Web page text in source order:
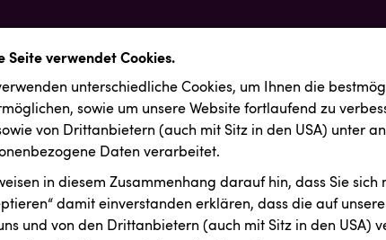
Seite verwendet Cookies.
unterschiedliche Cookies, um Ihnen die
sowie um unsere Website fortlaufend zu
von Drittanbietern (auch mit Sitz in den USA) unter
Daten verarbeitet.
in diesem Zusammenhang darauf hin, dass Sie sich
damit ein­ver­standen erklären, dass die auf
und von den Drittanbietern (auch mit Sitz in den USA)